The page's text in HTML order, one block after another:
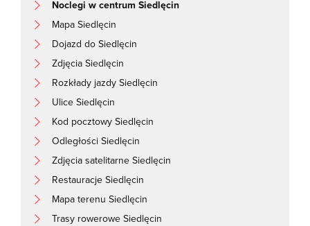
Noclegi w centrum Siedlęcin
Mapa Siedlęcin
Dojazd do Siedlęcin
Zdjęcia Siedlęcin
Rozkłady jazdy Siedlęcin
Ulice Siedlęcin
Kod pocztowy Siedlęcin
Odległości Siedlęcin
Zdjęcia satelitarne Siedlęcin
Restauracje Siedlęcin
Mapa terenu Siedlęcin
Trasy rowerowe Siedlęcin